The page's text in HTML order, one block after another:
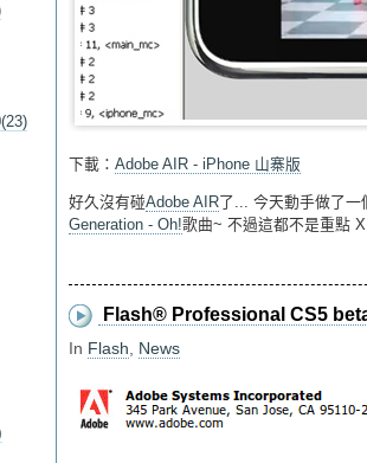
下載： Adobe AIR - iPhone 山寨版
好久沒有碰Adobe AIR了... 今天動手做了一
Generation - Oh!歌曲~ 不過這都不是重點
Flash® Professional CS5
In Flash News